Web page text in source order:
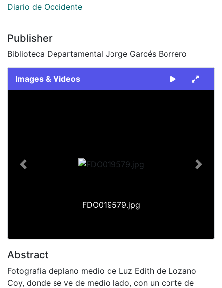
Diario de Occidente
Publisher
Biblioteca Departamental Jorge Garcés Borrero
Images & Videos
FDO019579.jpg
Previous Next
Abstract
Fotografia deplano medio de Luz Edith de Lozano
Coy, donde se ve de medio lado, con un corte de